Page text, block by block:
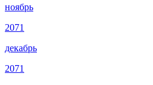
ноябрь
2071
декабрь
2071